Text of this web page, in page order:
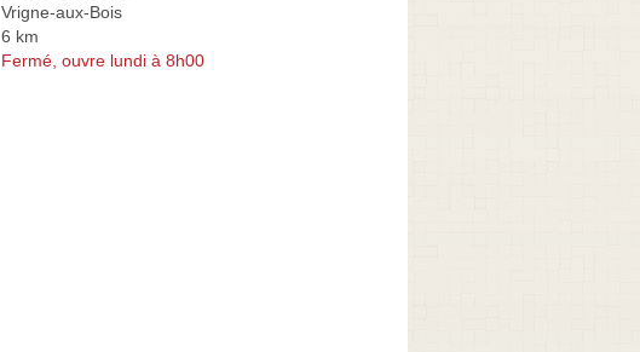
Vrigne-aux-Bois
6 km
Fermé, ouvre lundi à 8h00